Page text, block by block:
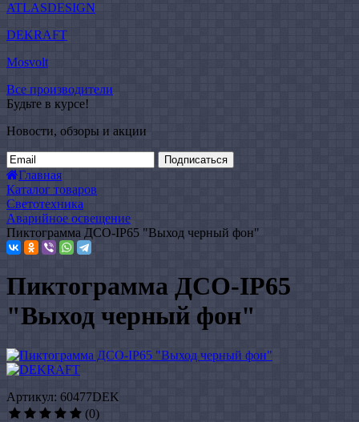
ATLASDESIGN
DEKRAFT
Mosvolt
Все производители
Будьте в курсе!
Новости, обзоры и акции
Подписаться
Главная
Каталог товаров
Светотехника
Аварийное освещение
Пиктограмма ДСО-IP65 "Выход черный фон"
Пиктограмма ДСО-IP65
"Выход черный фон"
Артикул: 60477DEK
(0)